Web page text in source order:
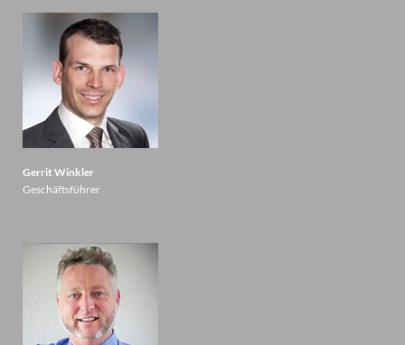
Gerrit Winkler
Geschäftsführer